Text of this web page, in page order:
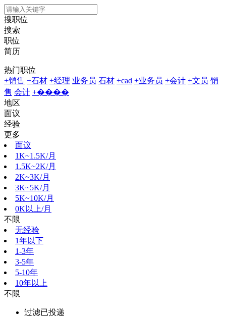
搜职位
搜索
职位
简历
热门职位
+销售 +石材 +经理 业务员 石材 +cad +业务员 +会计 +文员 销
售 会计 +����
地区
面议
经验
更多
面议
1K~1.5K/月
1.5K~2K/月
2K~3K/月
3K~5K/月
5K~10K/月
0K以上/月
不限
无经验
1年以下
1-3年
3-5年
5-10年
10年以上
不限
过滤已投递